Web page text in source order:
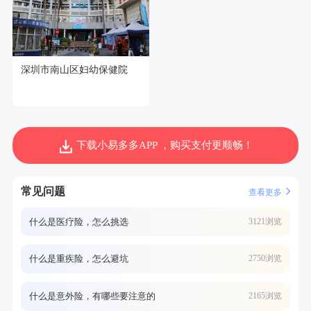
深圳市南山区妇幼保健院
下载小易多多APP ，购买支付更顺畅！
常见问题 查看更多
什么是医疗险，怎么挑选 3121浏览
什么是重疾险，怎么避坑 2750浏览
什么是意外险，有哪些要注意的 2165浏览